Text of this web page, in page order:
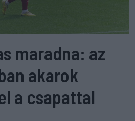
maradna: az
akarok
a csapattal